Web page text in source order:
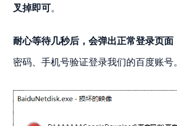
叉掉即可。
耐心等待几秒后，会弹出正常登录页面
密码、手机号验证登录我们的百度账号。